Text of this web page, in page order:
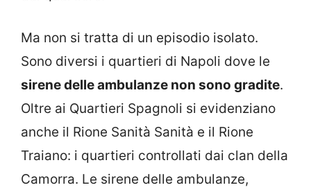
Ma non si tratta di un episodio isolato.
Sono diversi i quartieri di Napoli dove le
sirene delle ambulanze non sono gradite.
Oltre ai Quartieri Spagnoli si evidenziano
anche il Rione Sanità Sanità e il Rione
Traiano: i quartieri controllati dai clan della
Camorra. Le sirene delle ambulanze,